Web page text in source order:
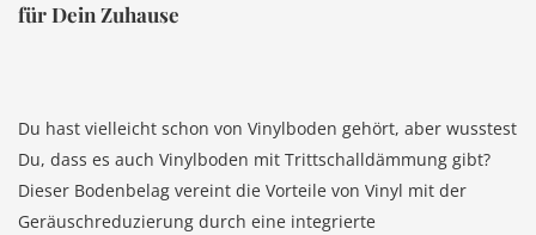
für Dein Zuhause
Du hast vielleicht schon von Vinylboden gehört, aber wusstest
Du, dass es auch Vinylboden mit Trittschalldämmung gibt?
Dieser Bodenbelag vereint die Vorteile von Vinyl mit der
Geräuschreduzierung durch eine integrierte